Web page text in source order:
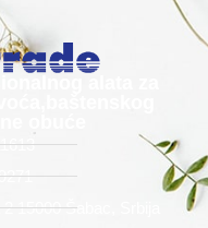
15000 Šabac, Srbija